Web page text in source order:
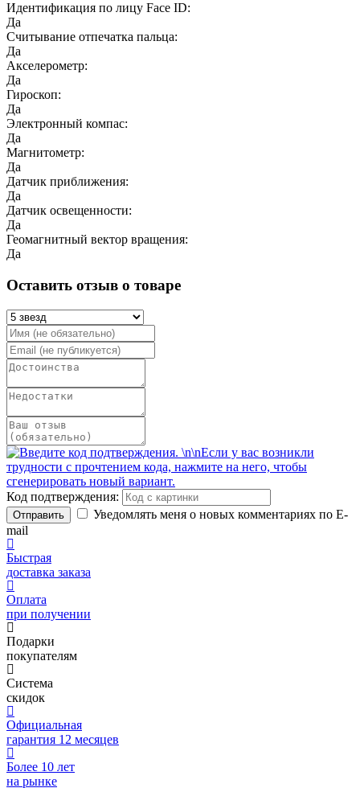
Идентификация по лицу Face ID:
Да
Считывание отпечатка пальца:
Да
Акселерометр:
Да
Гироскоп:
Да
Электронный компас:
Да
Магнитометр:
Да
Датчик приближения:
Да
Датчик освещенности:
Да
Геомагнитный вектор вращения:
Да
Оставить отзыв о товаре
Код подтверждения:
Отправить
Уведомлять меня о новых комментариях по E-
mail
Быстрая
доставка заказа
Оплата
при получении
Подарки
покупателям
Система
скидок
Официальная
гарантия 12 месяцев
Более 10 лет
на рынке